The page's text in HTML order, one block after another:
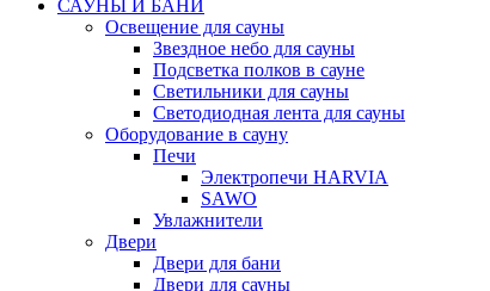
САУНЫ И БАНИ
Освещение для сауны
Звездное небо для сауны
Подсветка полков в сауне
Светильники для сауны
Светодиодная лента для сауны
Оборудование в сауну
Печи
Электропечи HARVIA
SAWO
Увлажнители
Двери
Двери для бани
Двери для сауны